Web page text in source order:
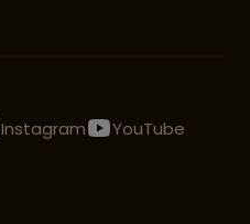
Instagram
YouTube